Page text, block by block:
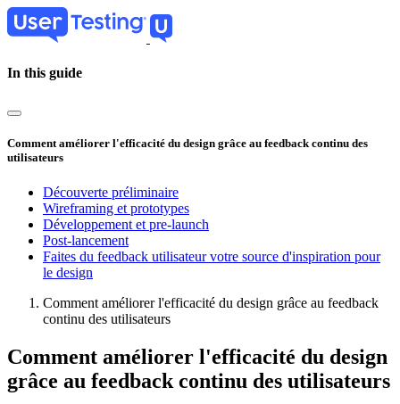
Skip
to
In this guide
Comment améliorer l'efficacité du design grâce au feedback continu des
utilisateurs
Découverte préliminaire
Wireframing et prototypes
Développement et pre‑launch
Post‑lancement
Faites du feedback utilisateur votre source d'inspiration pour
le design
Breadcrumb
Comment améliorer l'efficacité du design grâce au feedback
continu des utilisateurs
Comment améliorer l'efficacité du design
grâce au feedback continu des utilisateurs